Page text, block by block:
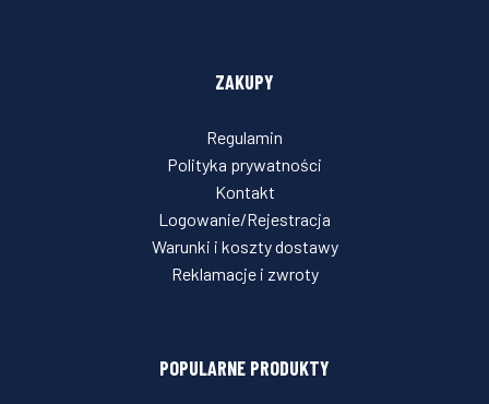
ZAKUPY
Regulamin
Polityka prywatności
Kontakt
Logowanie/Rejestracja
Warunki i koszty dostawy
Reklamacje i zwroty
POPULARNE PRODUKTY